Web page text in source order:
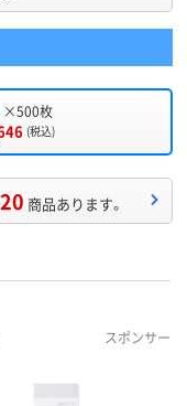
×500枚
(税込)
20 商品あります。
スポンサー